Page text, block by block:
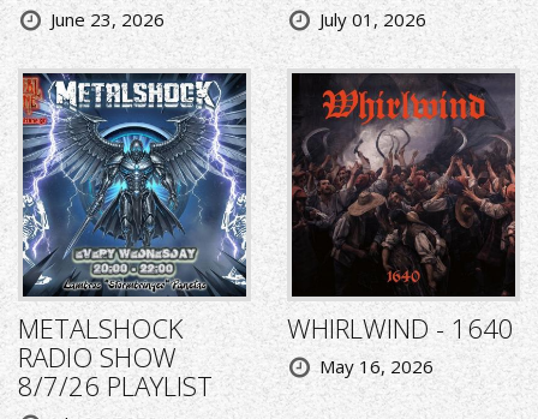
June 23, 2026 July 01, 2026
METALSHOCK
RADIO SHOW
8/7/26 PLAYLIST
WHIRLWIND - 1640
May 16, 2026